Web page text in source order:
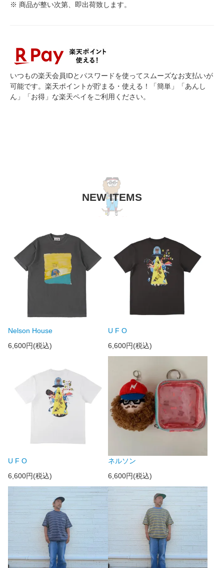
※ 商品が整い次第、即出荷致します。
いつもの楽天会員IDとパスワードを使ってスムーズなお支払いが
可能です。楽天ポイントが貯まる・使える！「簡単」「あんし
ん」「お得」な楽天ペイをご利用ください。
NEW ITEMS
Nelson House
6,600円(税込)
U F O
6,600円(税込)
U F O
6,600円(税込)
ネルソン
6,600円(税込)